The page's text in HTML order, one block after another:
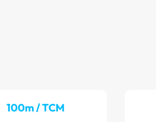
100m / TCM